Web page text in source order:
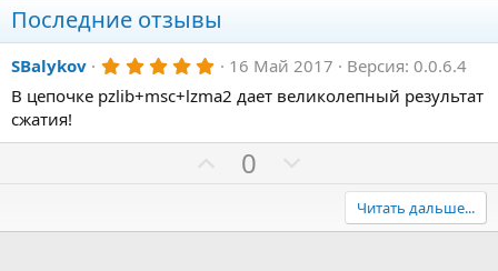
Последние отзывы
SBalykov 5
0
в
16 Май 2017
Версия: 0.0.6.4
В цепочке pzlib+msc+lzma2 дает великолепный результат
сжатия!
П
и
0
а
Читать дальше...